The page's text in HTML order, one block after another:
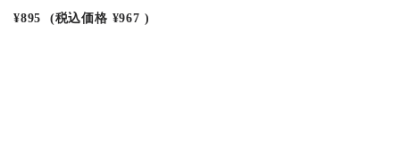
¥895 (税込価格 ¥967 )